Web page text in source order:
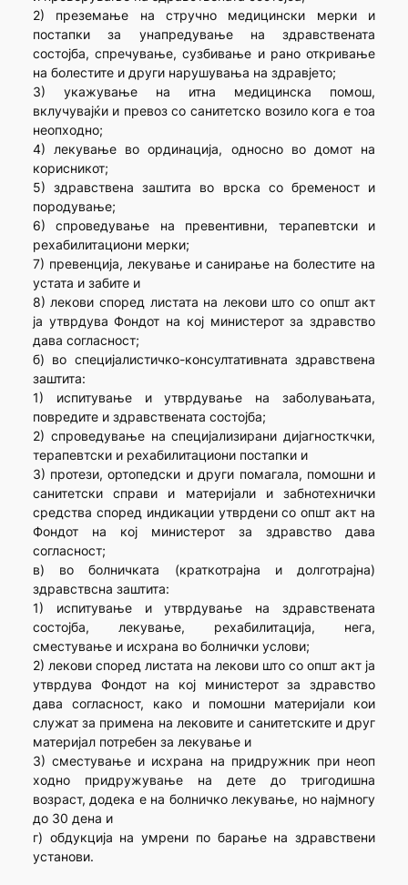
2) преземање на стручно медицински мерки и
постапки за унапредување на здравствената
состојба, спречување, сузбивање и рано откривање
на болестите и други нарушувања на здравјето;
3) укажување на итна медицинска помош,
вклучувајќи и превоз со санитетско возило кога е тоа
неопходно;
4) лекување во ординација, односно во домот на
корисникот;
5) здравствена заштита во врска со бременост и
породување;
6) спроведување на превентивни, терапевтски и
рехабилитациони мерки;
7) превенција, лекување и санирање на болестите на
устата и забите и
8) лекови според листата на лекови што со општ акт
ја утврдува Фондот на кој министерот за здравство
дава согласност;
б) во специјалистичко-консултативната здравствена
заштита:
1) испитување и утврдување на заболувањата,
повредите и здравствената состојба;
2) спроведување на специјализирани дијагносткчки,
терапевтски и рехабилитациони постапки и
3) протези, ортопедски и други помагала, помошни и
санитетски справи и материјали и забнотехнички
средства според индикации утврдени со општ акт на
Фондот на кој министерот за здравство дава
согласност;
в) во болничката (краткотрајна и долготрајна)
здравствсна заштита:
1) испитување и утврдување на здравствената
состојба, лекување, рехабилитација, нега,
сместување и исхрана во болнички услови;
2) лекови според листата на лекови што со општ акт ја
утврдува Фондот на кој министерот за здравство
дава согласност, како и помошни материјали кои
служат за примена на лековите и санитетските и друг
материјал потребен за лекување и
3) сместување и исхрана на придружник при неоп
ходно придружување на дете до тригодишна
возраст, додека е на болничко лекување, но најмногу
до 30 дена и
г) обдукција на умрени по барање на здравствени
установи.